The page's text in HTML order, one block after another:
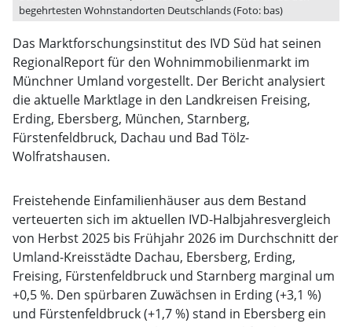
begehrtesten Wohnstandorten Deutschlands (Foto: bas)
Das Marktforschungsinstitut des IVD Süd hat seinen
RegionalReport für den Wohnimmobilienmarkt im
Münchner Umland vorgestellt. Der Bericht analysiert
die aktuelle Marktlage in den Landkreisen Freising,
Erding, Ebersberg, München, Starnberg,
Fürstenfeldbruck, Dachau und Bad Tölz-
Wolfratshausen.
Freistehende Einfamilienhäuser aus dem Bestand
verteuerten sich im aktuellen IVD-Halbjahresvergleich
von Herbst 2025 bis Frühjahr 2026 im Durchschnitt der
Umland-Kreisstädte Dachau, Ebersberg, Erding,
Freising, Fürstenfeldbruck und Starnberg marginal um
+0,5 %. Den spürbaren Zuwächsen in Erding (+3,1 %)
und Fürstenfeldbruck (+1,7 %) stand in Ebersberg ein